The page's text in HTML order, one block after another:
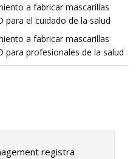
a fabricar mascarillas
para el cuidado de la salud
a fabricar mascarillas
para profesionales de la salud
registra